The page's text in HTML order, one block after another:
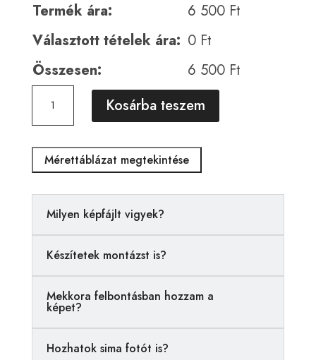
Termék ára: 6 500 Ft
Választott tételek ára: 0 Ft
Összesen:
6 500 Ft
00999
Kosárba teszem
A
n
Mérettáblázat megtekintése
Milyen képfájlt vigyek?
Készítetek montázst is?
Mekkora felbontásban hozzam a
képet?
Hozhatok sima fotót is?